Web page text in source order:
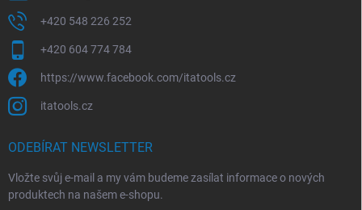
+420 548 226 252
+420 604 774 784
https://www.facebook.com/itatools.cz
itatools.cz
ODEBÍRAT NEWSLETTER
Vložte svůj e-mail a my vám budeme zasílat informace o nových
produktech na našem e-shopu.